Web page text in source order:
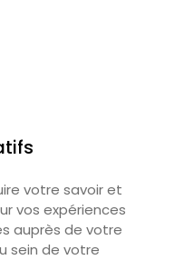
votre savoir et
vos expériences
auprès de votre
sein de votre